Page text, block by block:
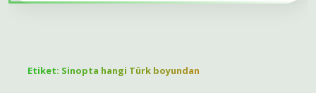
Etiket: Sinopta hangi Türk boyundan